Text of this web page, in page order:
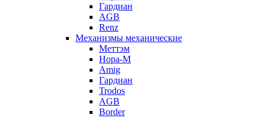
Гардиан
AGB
Renz
Механизмы механические
Меттэм
Нора-М
Amig
Гардиан
Trodos
AGB
Border